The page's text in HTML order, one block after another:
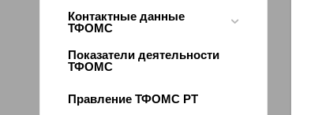
Контактные данные
ТФОМС
Показатели деятельности
ТФОМС
Правление ТФОМС РТ